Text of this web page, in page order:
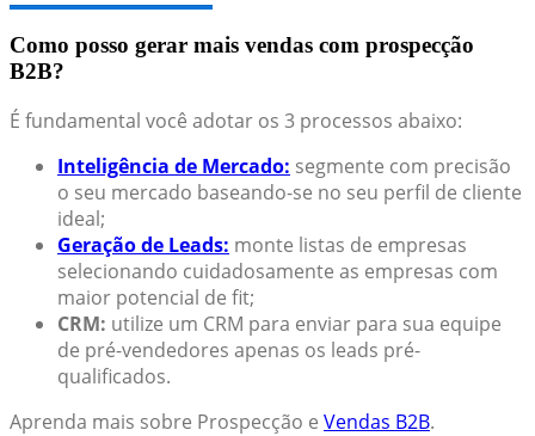
Como posso gerar mais vendas com prospecção
B2B?
É fundamental você adotar os 3 processos abaixo:
Inteligência de Mercado: segmente com precisão
o seu mercado baseando-se no seu perfil de cliente
ideal;
Geração de Leads: monte listas de empresas
selecionando cuidadosamente as empresas com
maior potencial de fit;
CRM: utilize um CRM para enviar para sua equipe
de pré-vendedores apenas os leads pré-
qualificados.
Aprenda mais sobre Prospecção e Vendas B2B.